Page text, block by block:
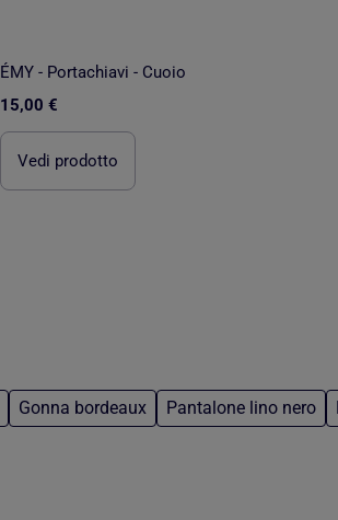
ÉMY - Portachiavi - Cuoio
15,00 €
Vedi prodotto
Gonna bordeaux Pantalone lino nero